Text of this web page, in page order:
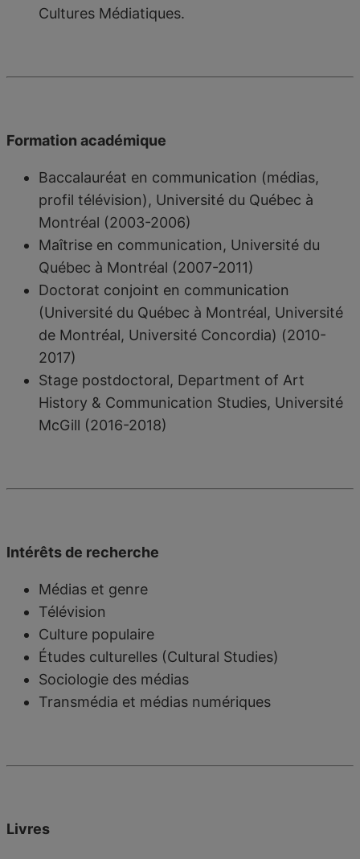
Cultures Médiatiques.
Formation académique
Baccalauréat en communication (médias,
profil télévision), Université du Québec à
Montréal (2003-2006)
Maîtrise en communication, Université du
Québec à Montréal (2007-2011)
Doctorat conjoint en communication
(Université du Québec à Montréal, Université
de Montréal, Université Concordia) (2010-
2017)
Stage postdoctoral, Department of Art
History & Communication Studies, Université
McGill (2016-2018)
Intérêts de recherche
Médias et genre
Télévision
Culture populaire
Études culturelles (Cultural Studies)
Sociologie des médias
Transmédia et médias numériques
Livres